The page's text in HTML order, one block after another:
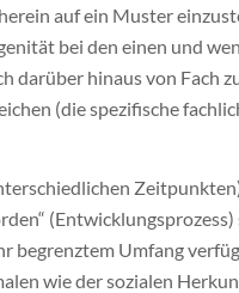
auf ein Muster
bei den einen und
darüber hinaus von Fach
(die spezifische
(Entwicklungsprozess)
begrenztem Umfang
wie der sozialen